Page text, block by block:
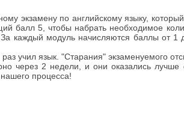
экзамену по английскому языку,
балл 5, чтобы набрать необходимое
каждый модуль начисляются баллы от 1
учил язык. "Старания" экзаменуемого
через 2 недели, и они оказались
процесса!